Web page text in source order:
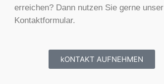
erreichen? Dann nutzen Sie gerne unser
Kontaktformular.
kONTAKT AUFNEHMEN